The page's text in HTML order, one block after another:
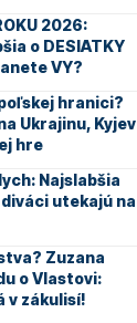
2026:
o DESIATKY
VY?
hranici?
Ukrajinu, Kyjev
hre
Najslabšia
utekajú na
Zuzana
o Vlastovi:
v zákulisí!